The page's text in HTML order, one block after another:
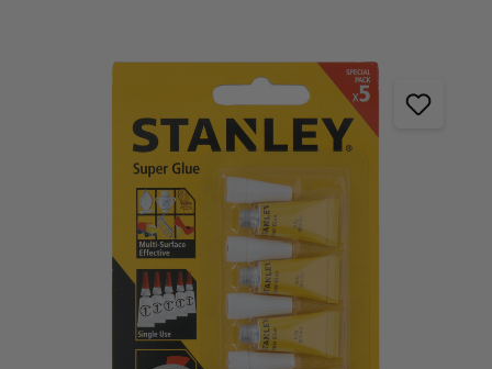
Bildergalerie überspringen